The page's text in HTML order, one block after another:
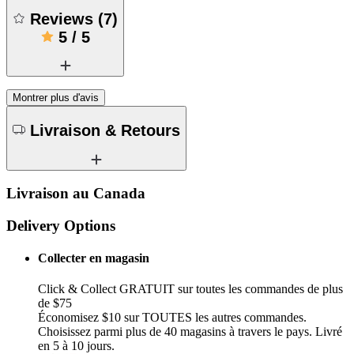
Reviews (7)
5/ 5
Montrer plus d'avis
Livraison & Retours
Livraison au Canada
Delivery Options
Collecter en magasin
Click & Collect GRATUIT sur toutes les commandes de plus
de $75
Économisez $10 sur TOUTES les autres commandes.
Choisissez parmi plus de 40 magasins à travers le pays. Livré
en 5 à 10 jours.